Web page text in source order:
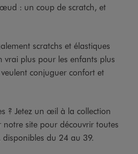
: un coup de scratch, et
scratchs et élastiques
plus pour les enfants plus
conjuguer confort et
? Jetez un œil à la collection
notre site pour découvrir toutes
disponibles du 24 au 39.